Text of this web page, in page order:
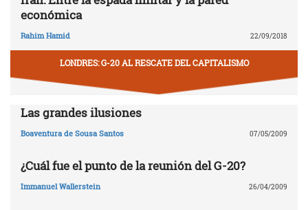
económica
Rahim Hamid 22/09/2018
LONDRES: G-20 AL RESCATE DEL CAPITALISMO
Las grandes ilusiones
Boaventura de Sousa Santos 07/05/2009
¿Cuál fue el punto de la reunión del G-20?
Immanuel Wallerstein 26/04/2009